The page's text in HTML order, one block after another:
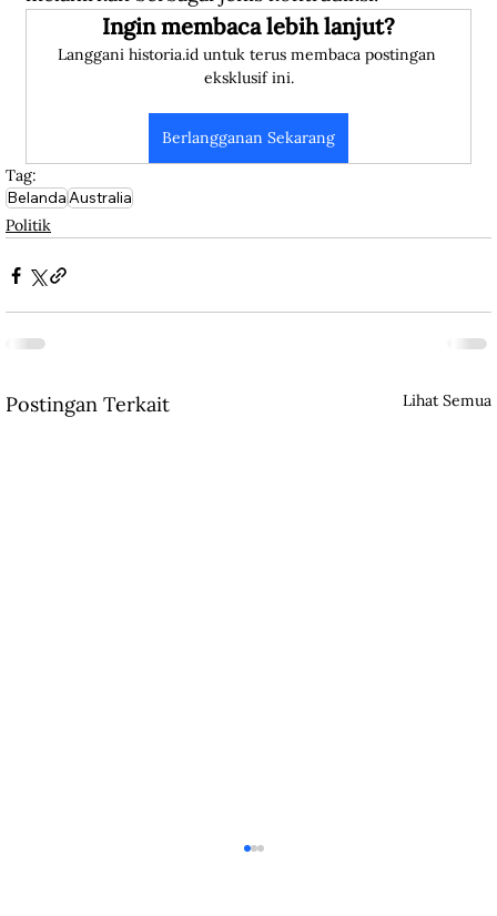
Ingin membaca lebih lanjut?
Langgani historia.id untuk terus membaca postingan
eksklusif ini.
Berlangganan Sekarang
Tag:
BelandaAustralia
Politik
Postingan Terkait Lihat Semua